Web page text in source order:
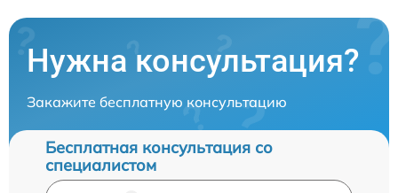
Нужна консультация?
Закажите бесплатную консультацию
Бесплатная консультация со
специалистом